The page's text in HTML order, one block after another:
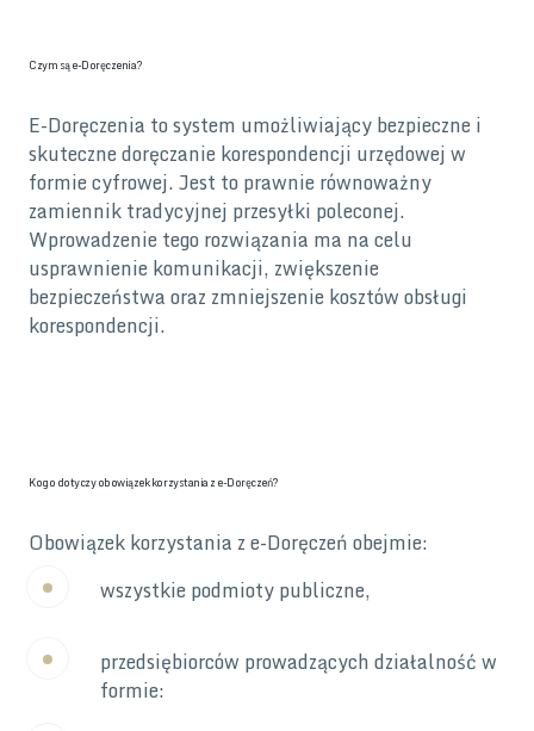
Czym są e-Doręczenia?
E-Doręczenia to system umożliwiający bezpieczne i
skuteczne doręczanie korespondencji urzędowej w
formie cyfrowej. Jest to prawnie równoważny
zamiennik tradycyjnej przesyłki poleconej.
Wprowadzenie tego rozwiązania ma na celu
usprawnienie komunikacji, zwiększenie
bezpieczeństwa oraz zmniejszenie kosztów obsługi
korespondencji.
Kogo dotyczy obowiązek korzystania z e-Doręczeń?
Obowiązek korzystania z e-Doręczeń obejmie:
wszystkie podmioty publiczne,
przedsiębiorców prowadzących działalność w
formie: